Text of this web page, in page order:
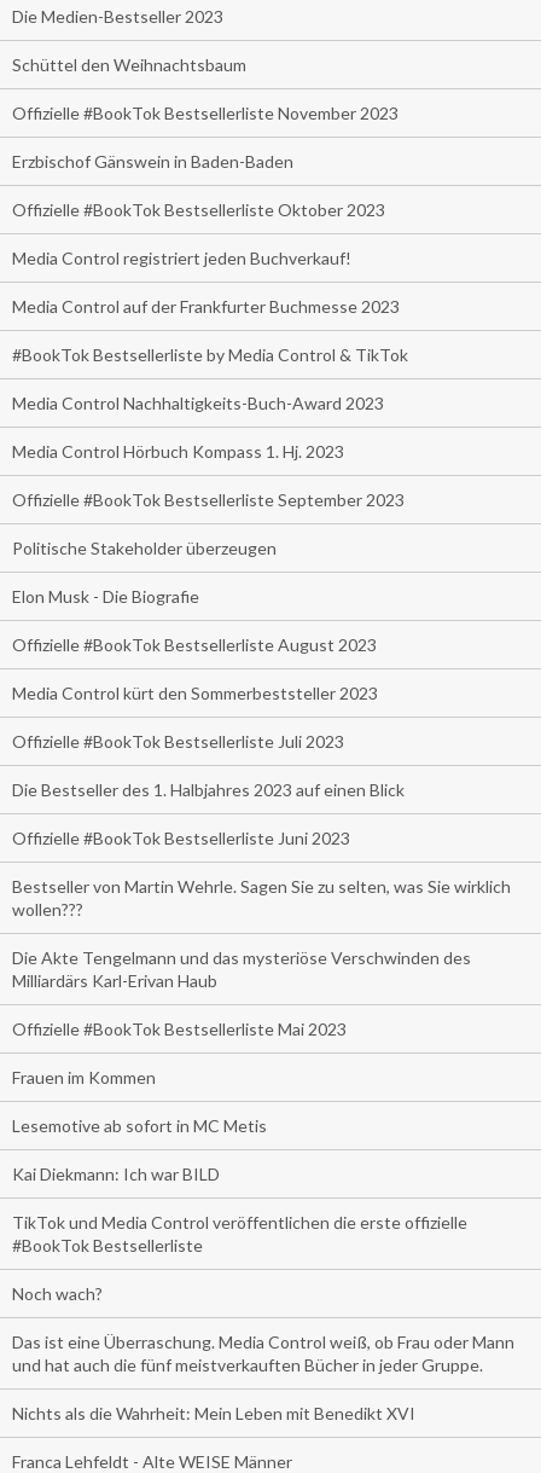
Die Medien-Bestseller 2023
Schüttel den Weihnachtsbaum
Offizielle #BookTok Bestsellerliste November 2023
Erzbischof Gänswein in Baden-Baden
Offizielle #BookTok Bestsellerliste Oktober 2023
Media Control registriert jeden Buchverkauf!
Media Control auf der Frankfurter Buchmesse 2023
#BookTok Bestsellerliste by Media Control & TikTok
Media Control Nachhaltigkeits-Buch-Award 2023
Media Control Hörbuch Kompass 1. Hj. 2023
Offizielle #BookTok Bestsellerliste September 2023
Politische Stakeholder überzeugen
Elon Musk - Die Biografie
Offizielle #BookTok Bestsellerliste August 2023
Media Control kürt den Sommerbeststeller 2023
Offizielle #BookTok Bestsellerliste Juli 2023
Die Bestseller des 1. Halbjahres 2023 auf einen Blick
Offizielle #BookTok Bestsellerliste Juni 2023
Bestseller von Martin Wehrle. Sagen Sie zu selten, was Sie wirklich
wollen???
Die Akte Tengelmann und das mysteriöse Verschwinden des
Milliardärs Karl-Erivan Haub
Offizielle #BookTok Bestsellerliste Mai 2023
Frauen im Kommen
Lesemotive ab sofort in MC Metis
Kai Diekmann: Ich war BILD
TikTok und Media Control veröffentlichen die erste offizielle
#BookTok Bestsellerliste
Noch wach?
Das ist eine Überraschung. Media Control weiß, ob Frau oder Mann
und hat auch die fünf meistverkauften Bücher in jeder Gruppe.
Nichts als die Wahrheit: Mein Leben mit Benedikt XVI
Franca Lehfeldt - Alte WEISE Männer